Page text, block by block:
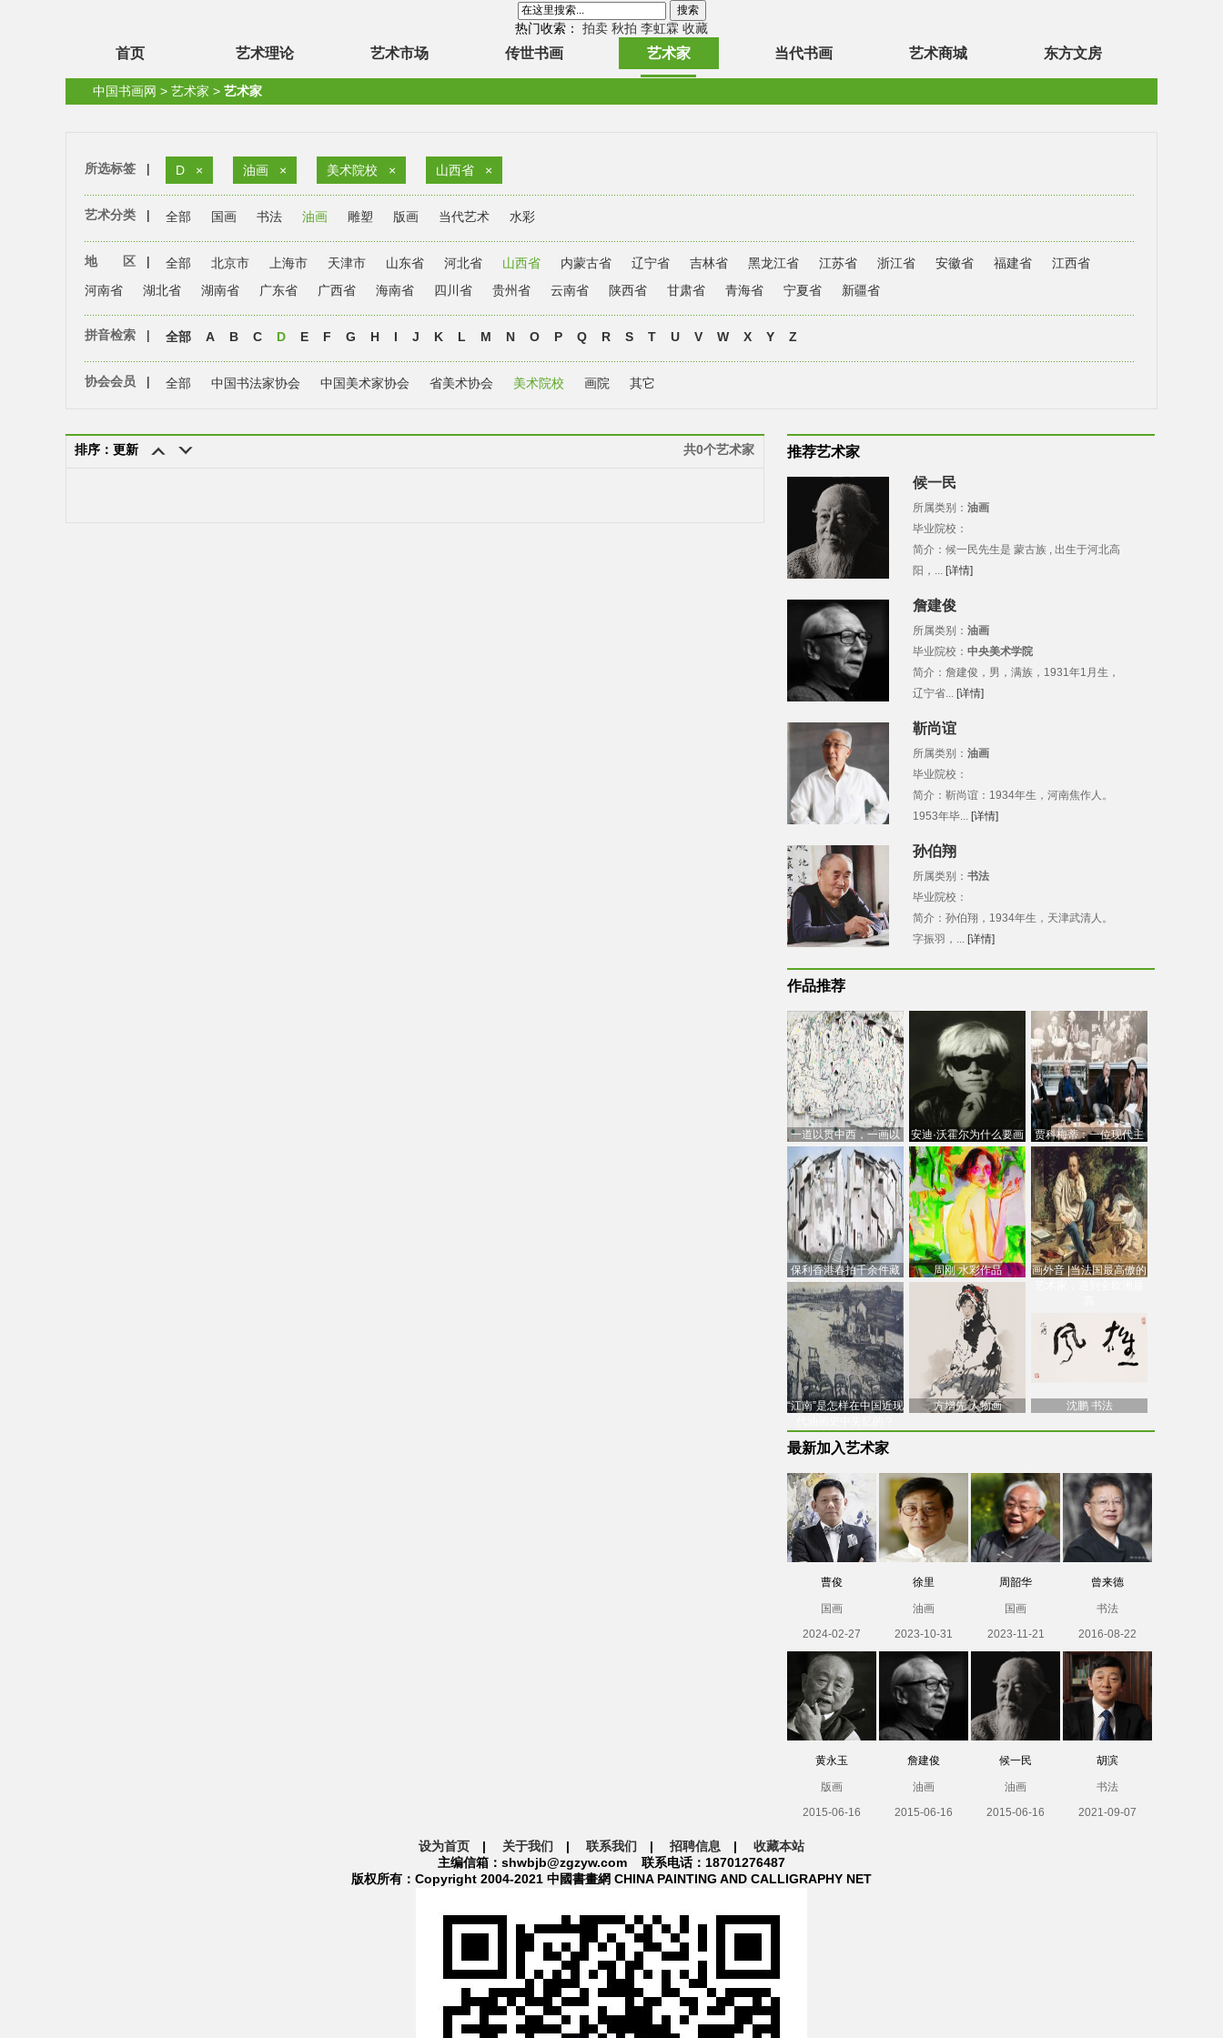
热门收索： 拍卖 秋拍 李虹霖 收藏
首页 艺术理论 艺术市场 传世书画 艺术家 当代书画 艺术商城 东方文房
中国书画网 > 艺术家 > 艺术家
所选标签 | D × 油画 × 美术院校 × 山西省 ×
艺术分类 | 全部 国画 书法 油画 雕塑 版画 当代艺术 水彩
地 区 | 全部 北京市 上海市 天津市 山东省 河北省 山西省 内蒙古省 辽宁省 吉林省 黑龙江省 江苏省 浙江省 安徽省 福建省
江西省
河南省
湖北省 湖南省 广东省 广西省 海南省 四川省 贵州省 云南省 陕西省 甘肃省 青海省 宁夏省 新疆省
拼音检索 | 全部 A B C D E F G H I J K L M N O P Q R S T U V W X Y Z
协会会员 | 全部 中国书法家协会 中国美术家协会 省美术协会 美术院校 画院 其它
排序：更新 共0个艺术家 推荐艺术家
候一民
所属类别： 油画
毕业院校：
简介：候一民先生是 蒙古族 , 出生于河北高
阳，... [详情]
詹建俊
所属类别： 油画
毕业院校： 中央美术学院
简介：詹建俊，男，满族，1931年1月生，
辽宁省... [详情]
靳尚谊
所属类别： 油画
毕业院校：
简介：靳尚谊：1934年生，河南焦作人。
1953年毕... [详情]
孙伯翔
所属类别： 书法
毕业院校：
简介：孙伯翔，1934年生，天津武清人。
字振羽，... [详情]
作品推荐
一道以贯中西，一画以
通古今：吴冠中的绘画
创
安迪·沃霍尔为什么要画
芭比
贾科梅蒂：一位现代主
义的“当代”艺术家
保利香港春拍千余件藏
品估价逾7亿港元，吴冠
中
周刚 水彩作品
画外音 |当法国最高傲的
“江南”是怎样在中国近现
方增先 人物画 沈鹏 书法
最新加入艺术家
曹俊
国画
2024-02-27
徐里
油画
2023-10-31
周韶华
国画
2023-11-21
曾来德
书法
2016-08-22
黄永玉
版画
2015-06-16
詹建俊
油画
2015-06-16
候一民
油画
2015-06-16
胡滨
书法
2021-09-07
设为首页 | 关于我们 | 联系我们 | 招聘信息 | 收藏本站
主编信箱：shwbjb@zgzyw.com 联系电话：18701276487
版权所有：Copyright 2004-2021 中國書畫網 CHINA PAINTING AND CALLIGRAPHY NET